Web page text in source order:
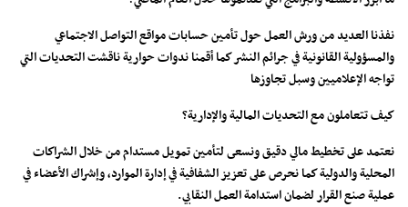
نفذنا العديد من ورش العمل حول تأمين حسابات مواقع التواصل الاجتماعي
والمسؤولية القانونية في جرائم النشر كما أقمنا ندوات حوارية ناقشت التحديات التي
تواجه الإعلاميين وسبل تجاوزها
كيف تتعاملون مع التحديات المالية والإدارية؟
نعتمد على تخطيط مالي دقيق ونسعى لتأمين تمويل مستدام من خلال الشراكات
المحلية والدولية كما نحرص على تعزيز الشفافية في إدارة الموارد، وإشراك الأعضاء في
عملية صنع القرار لضمان استدامة العمل النقابي.